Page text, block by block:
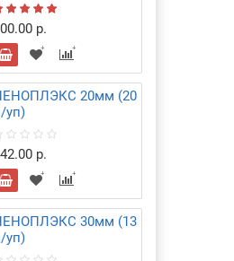
р.
20мм (20
уп)
р.
30мм (13
уп)